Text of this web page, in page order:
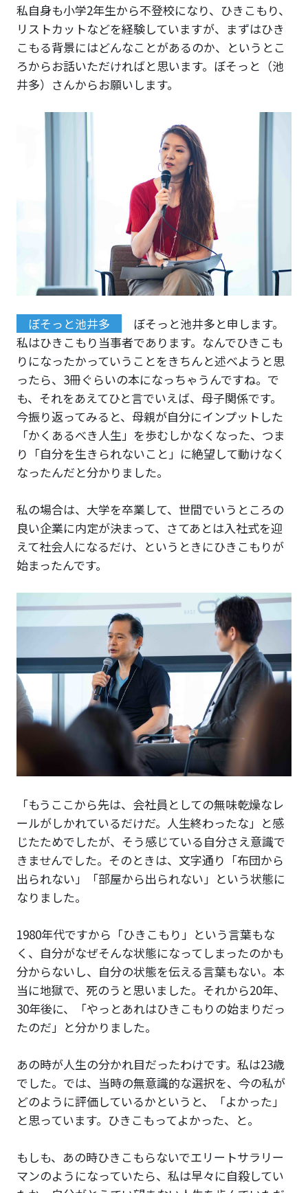
私自身も小学2年生から不登校になり、ひきこもり、
リストカットなどを経験していますが、まずはひき
こもる背景にはどんなことがあるのか、というとこ
ろからお話いただければと思います。ぼそっと（池
井多）さんからお願いします。
ぼそっと池井多
ぼそっと池井多と申します。
私はひきこもり当事者であります。なんでひきこも
りになったかっていうことをきちんと述べようと思
ったら、3冊ぐらいの本になっちゃうんですね。で
も、それをあえてひと言でいえば、母子関係です。
今振り返ってみると、母親が自分にインプットした
「かくあるべき人生」を歩むしかなくなった、つま
り「自分を生きられないこと」に絶望して動けなく
なったんだと分かりました。
私の場合は、大学を卒業して、世間でいうところの
良い企業に内定が決まって、さてあとは入社式を迎
えて社会人になるだけ、というときにひきこもりが
始まったんです。
「もうここから先は、会社員としての無味乾燥なレ
ールがしかれているだけだ。人生終わったな」と感
じたためでしたが、そう感じている自分さえ意識で
きませんでした。そのときは、文字通り「布団から
出られない」「部屋から出られない」という状態に
なりました。
1980年代ですから「ひきこもり」という言葉もな
く、自分がなぜそんな状態になってしまったのかも
分からないし、自分の状態を伝える言葉もない。本
当に地獄で、死のうと思いました。それから20年、
30年後に、「やっとあれはひきこもりの始まりだっ
たのだ」と分かりました。
あの時が人生の分かれ目だったわけです。私は23歳
でした。では、当時の無意識的な選択を、今の私が
どのように評価しているかというと、「よかった」
と思っています。ひきこもってよかった、と。
もしも、あの時ひきこもらないでエリートサラリー
マンのようになっていたら、私は早々に自殺してい